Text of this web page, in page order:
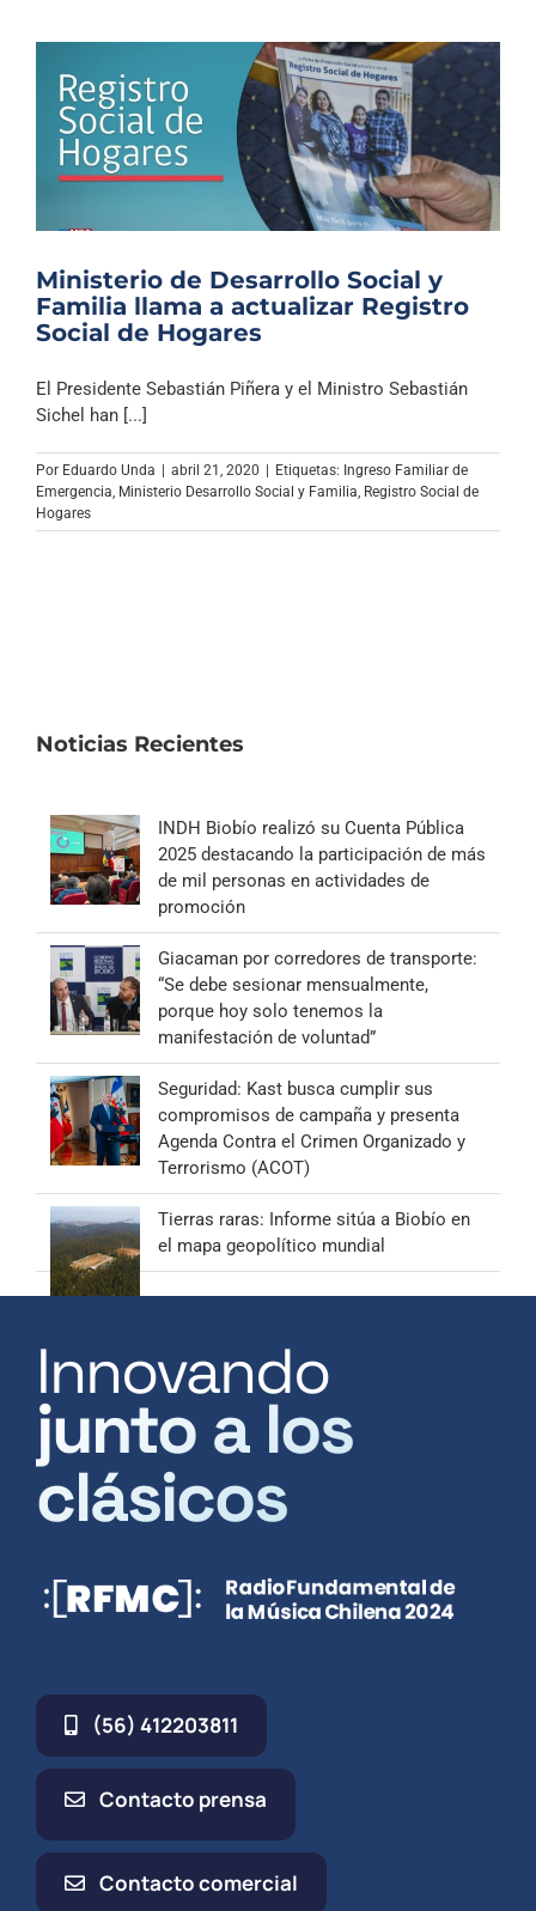
Ministerio de Desarrollo Social y
Familia llama a actualizar Registro
Social de Hogares
El Presidente Sebastián Piñera y el Ministro Sebastián
Sichel han [...]
Por Eduardo Unda abril 21, 2020 Etiquetas: Ingreso Familiar de
Emergencia, Ministerio Desarrollo Social y Familia, Registro Social de
Hogares
Noticias Recientes
INDH Biobío realizó su Cuenta Pública
2025 destacando la participación de más
de mil personas en actividades de
promoción
Giacaman por corredores de transporte:
“Se debe sesionar mensualmente,
porque hoy solo tenemos la
manifestación de voluntad”
Seguridad: Kast busca cumplir sus
compromisos de campaña y presenta
Agenda Contra el Crimen Organizado y
Terrorismo (ACOT)
Tierras raras: Informe sitúa a Biobío en
el mapa geopolítico mundial
Innovando
junto a los
clásicos
(56) 412203811
Contacto prensa
Contacto comercial